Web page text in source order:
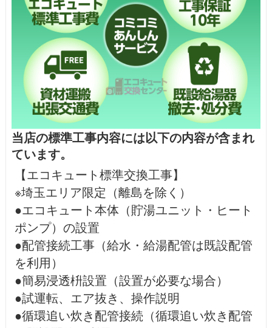
当店の標準工事内容には以下の内容が含まれ
ています。
【エコキュート標準交換工事】
※埼玉エリア限定（離島を除く）
●エコキュート本体（貯湯ユニット・ヒート
ポンプ）の設置
●配管接続工事（給水・給湯配管は既設配管
を利用）
●簡易浸透枡設置（設置が必要な場合）
●試運転、エア抜き、操作説明
●循環追い炊き配管接続（循環追い炊き配管